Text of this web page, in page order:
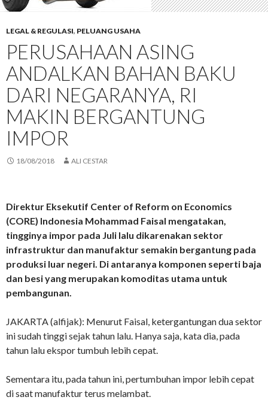
LEGAL & REGULASI, PELUANG USAHA
PERUSAHAAN ASING
ANDALKAN BAHAN BAKU
DARI NEGARANYA, RI
MAKIN BERGANTUNG
IMPOR
18/08/2018 ALI CESTAR
Direktur Eksekutif Center of Reform on Economics
(CORE) Indonesia Mohammad Faisal mengatakan,
tingginya impor pada Juli lalu dikarenakan sektor
infrastruktur dan manufaktur semakin bergantung pada
produksi luar negeri. Di antaranya komponen seperti baja
dan besi yang merupakan komoditas utama untuk
pembangunan.
JAKARTA (alfijak): Menurut Faisal, ketergantungan dua sektor
ini sudah tinggi sejak tahun lalu. Hanya saja, kata dia, pada
tahun lalu ekspor tumbuh lebih cepat.
Sementara itu, pada tahun ini, pertumbuhan impor lebih cepat
di saat manufaktur terus melambat.